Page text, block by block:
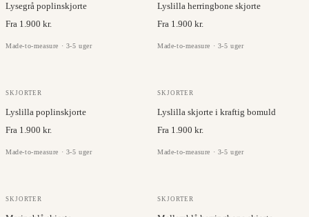
Lysegrå poplinskjorte
Fra 1.900 kr.
Made-to-measure · 3-5 uger
Lyslilla herringbone skjorte
Fra 1.900 kr.
Made-to-measure · 3-5 uger
JC COLLECTION
SKJORTER
Lyslilla poplinskjorte
Fra 1.900 kr.
Made-to-measure · 3-5 uger
JC COLLECTION
SKJORTER
Lyslilla skjorte i kraftig bomuld
Fra 1.900 kr.
Made-to-measure · 3-5 uger
JC COLLECTION
SKJORTER RUKI
SKJORTER